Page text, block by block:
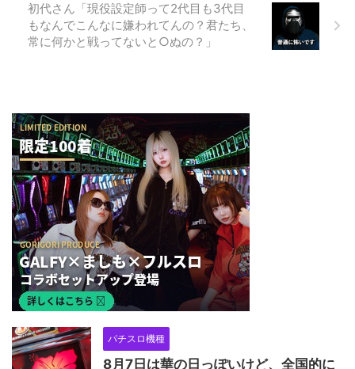
初代さん「現役設定師って2代目も3代目
もなんでこんなに嫌われてんの？君たち、
常に何かと戦ってないと○ぬの？」
パチスロ機種
8月7日は華の日っぽいけど、全国的に